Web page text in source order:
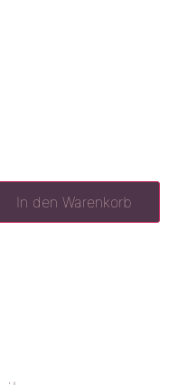
In den Warenkorb